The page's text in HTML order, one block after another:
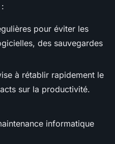
pour éviter les
des sauvegardes
à rétablir rapidement le
sur la productivité.
informatique